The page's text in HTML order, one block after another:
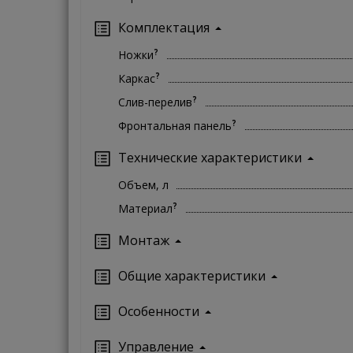
Комплектация
Ножки?
Каркас?
Слив-перелив?
Фронтальная панель?
Технические характеристики
Объем, л
Материал?
Монтаж
Oбщие характеристики
Особенности
Управление